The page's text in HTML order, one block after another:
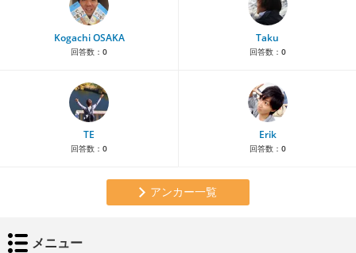
Kogachi OSAKA
回答数： 0
Taku
回答数： 0
TE
回答数： 0
Erik
回答数： 0
アンカー一覧
メニュー